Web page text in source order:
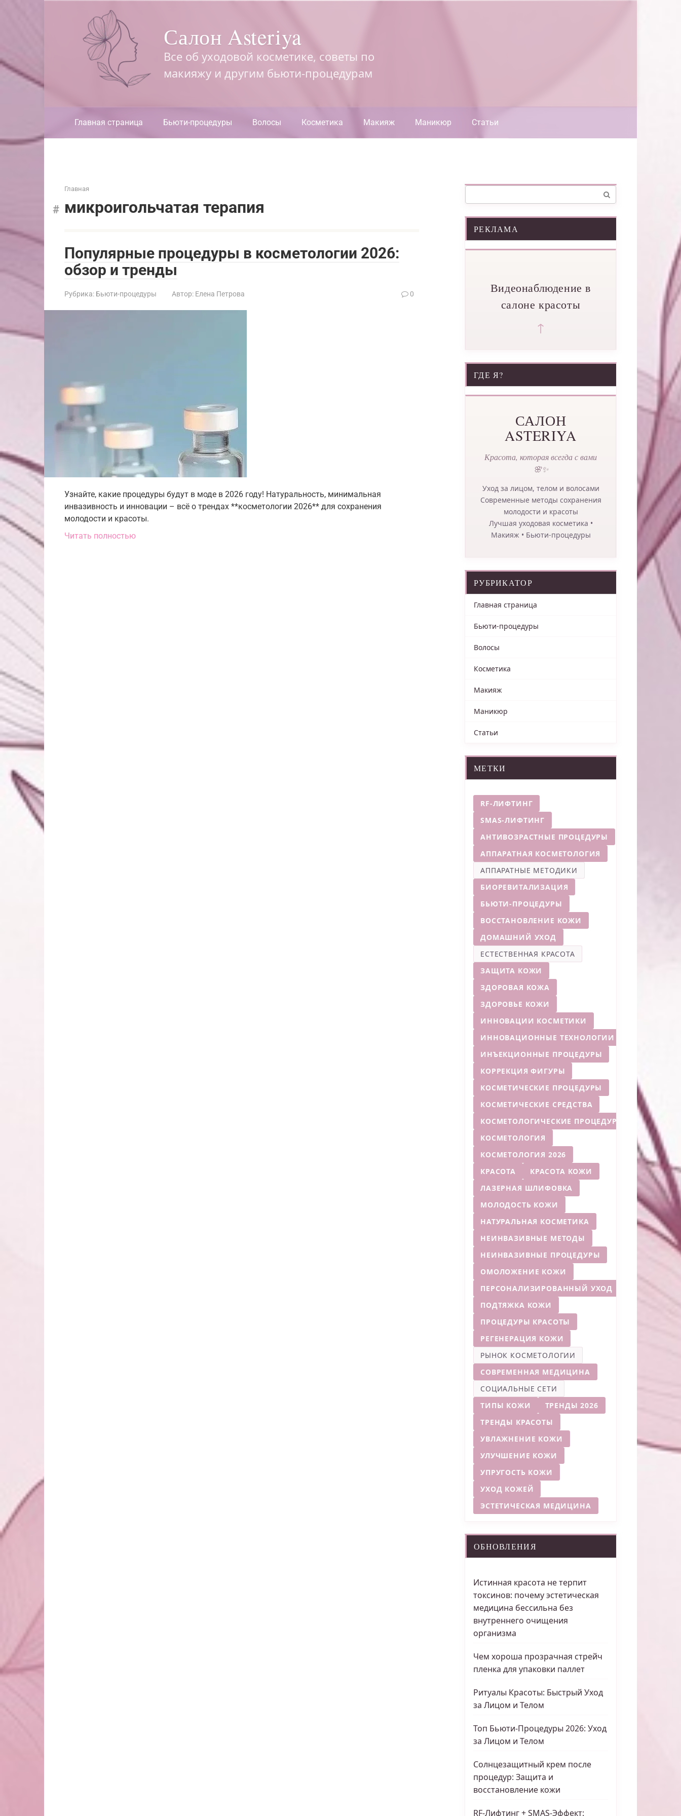
Салон Asteriya
Все об уходовой косметике, советы по
макияжу и другим бьюти-процедурам
Главная страница Бьюти-процедуры Волосы Косметика Макияж Маникюр Статьи
Главная
микроигольчатая терапия
Популярные процедуры в косметологии 2026:
обзор и тренды
Рубрика: Бьюти-процедуры Автор: Елена Петрова 0
Узнайте, какие процедуры будут в моде в 2026 году! Натуральность, минимальная
инвазивность и инновации – всё о трендах **косметологии 2026** для сохранения
молодости и красоты.
Читать полностью
РЕКЛАМА
Видеонаблюдение в
салоне красоты
↑
ГДЕ Я?
САЛОН
ASTERIYA
Красота, которая всегда с вами
🌸✨
Уход за лицом, телом и волосами
Современные методы сохранения
молодости и красоты
Лучшая уходовая косметика •
Макияж • Бьюти-процедуры
РУБРИКАТОР
Главная страница
Бьюти-процедуры
Волосы
Косметика
Макияж
Маникюр
Статьи
МЕТКИ
RF-ЛИФТИНГ
SMAS-ЛИФТИНГ
АНТИВОЗРАСТНЫЕ ПРОЦЕДУРЫ
АППАРАТНАЯ КОСМЕТОЛОГИЯ
АППАРАТНЫЕ МЕТОДИКИ
БИОРЕВИТАЛИЗАЦИЯ
БЬЮТИ-ПРОЦЕДУРЫ
ВОССТАНОВЛЕНИЕ КОЖИ
ДОМАШНИЙ УХОД
ЕСТЕСТВЕННАЯ КРАСОТА
ЗАЩИТА КОЖИ
ЗДОРОВАЯ КОЖА
ЗДОРОВЬЕ КОЖИ
ИННОВАЦИИ КОСМЕТИКИ
ИННОВАЦИОННЫЕ ТЕХНОЛОГИИ
ИНЪЕКЦИОННЫЕ ПРОЦЕДУРЫ
КОРРЕКЦИЯ ФИГУРЫ
КОСМЕТИЧЕСКИЕ ПРОЦЕДУРЫ
КОСМЕТИЧЕСКИЕ СРЕДСТВА
КОСМЕТОЛОГИЧЕСКИЕ ПРОЦЕДУРЫ
КОСМЕТОЛОГИЯ
КОСМЕТОЛОГИЯ 2026
КРАСОТА
КРАСОТА КОЖИ
ЛАЗЕРНАЯ ШЛИФОВКА
МОЛОДОСТЬ КОЖИ
НАТУРАЛЬНАЯ КОСМЕТИКА
НЕИНВАЗИВНЫЕ МЕТОДЫ
НЕИНВАЗИВНЫЕ ПРОЦЕДУРЫ
ОМОЛОЖЕНИЕ КОЖИ
ПЕРСОНАЛИЗИРОВАННЫЙ УХОД
ПОДТЯЖКА КОЖИ
ПРОЦЕДУРЫ КРАСОТЫ
РЕГЕНЕРАЦИЯ КОЖИ
РЫНОК КОСМЕТОЛОГИИ
СОВРЕМЕННАЯ МЕДИЦИНА
СОЦИАЛЬНЫЕ СЕТИ
ТИПЫ КОЖИ
ТРЕНДЫ 2026
ТРЕНДЫ КРАСОТЫ
УВЛАЖНЕНИЕ КОЖИ
УЛУЧШЕНИЕ КОЖИ
УПРУГОСТЬ КОЖИ
УХОД КОЖЕЙ
ЭСТЕТИЧЕСКАЯ МЕДИЦИНА
ОБНОВЛЕНИЯ
Истинная красота не терпит
токсинов: почему эстетическая
медицина бессильна без
внутреннего очищения
организма
Чем хороша прозрачная стрейч
пленка для упаковки паллет
Ритуалы Красоты: Быстрый Уход
за Лицом и Телом
Топ Бьюти-Процедуры 2026: Уход
за Лицом и Телом
Солнцезащитный крем после
процедур: Защита и
восстановление кожи
RF-Лифтинг + SMAS-Эффект: